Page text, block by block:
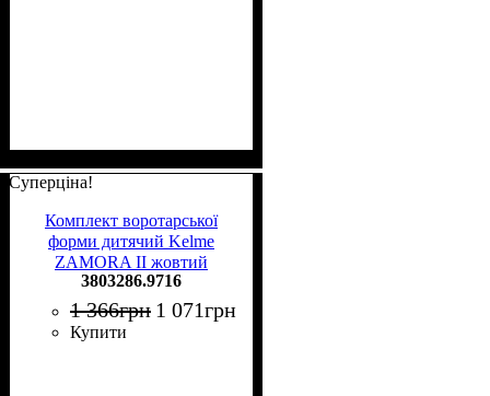
Суперціна!
Комплект воротарської
форми дитячий Kelme
ZAMORA II жовтий
3803286.9716
3803286.9716
1 366грн 1 071грн
Купити